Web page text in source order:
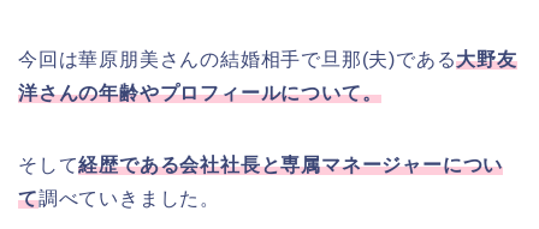
今回は華原朋美さんの結婚相手で旦那(夫)である大野友
洋さんの年齢やプロフィールについて。
そして経歴である会社社長と専属マネージャーについ
て調べていきました。